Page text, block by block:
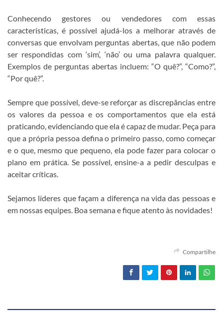
Conhecendo gestores ou vendedores com essas
características, é possível ajudá-los a melhorar através de
conversas que envolvam perguntas abertas, que não podem
ser respondidas com ‘sim’, ‘não’ ou uma palavra qualquer.
Exemplos de perguntas abertas incluem: “O quê?”, “Como?”,
“Por quê?”.
Sempre que possível, deve-se reforçar as discrepâncias entre
os valores da pessoa e os comportamentos que ela está
praticando, evidenciando que ela é capaz de mudar. Peça para
que a própria pessoa defina o primeiro passo, como começar
e o que, mesmo que pequeno, ela pode fazer para colocar o
plano em prática. Se possível, ensine-a a pedir desculpas e
aceitar críticas.
Sejamos líderes que façam a diferença na vida das pessoas e
em nossas equipes. Boa semana e fique atento às novidades!
Compartilhe